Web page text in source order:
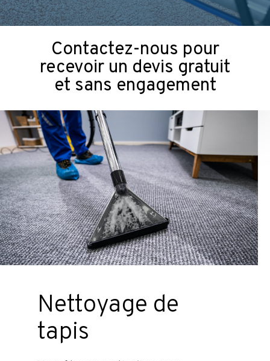
Contactez-nous pour
recevoir un devis gratuit
et sans engagement
Nettoyage de
tapis